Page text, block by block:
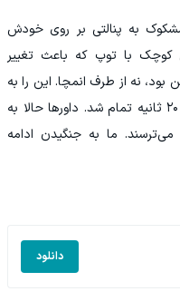
به پنالتی بر روی خودش
با توپ که باعث تغییر
نه از طرف انمچا. این را به
داور هم گفتم، اما بررسی صحنه در حدود ۲۰ ثانیه تمام شد. داورها حالا به
ما به جنگیدن ادامه
دانلود